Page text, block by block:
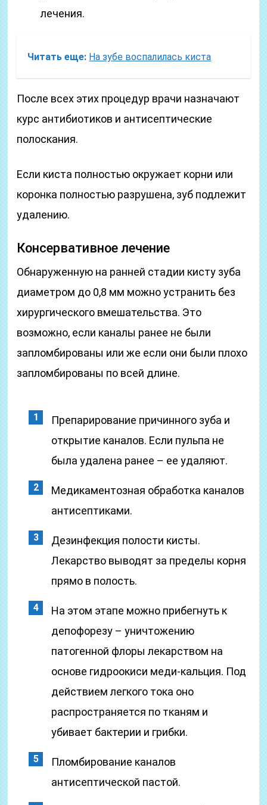
лечения.
Читать еще: На зубе воспалилась киста
После всех этих процедур врачи назначают
курс антибиотиков и антисептические
полоскания.
Если киста полностью окружает корни или
коронка полностью разрушена, зуб подлежит
удалению.
Консервативное лечение
Обнаруженную на ранней стадии кисту зуба
диаметром до 0,8 мм можно устранить без
хирургического вмешательства. Это
возможно, если каналы ранее не были
запломбированы или же если они были плохо
запломбированы по всей длине.
Препарирование причинного зуба и
открытие каналов. Если пульпа не
была удалена ранее – ее удаляют.
Медикаментозная обработка каналов
антисептиками.
Дезинфекция полости кисты.
Лекарство выводят за пределы корня
прямо в полость.
На этом этапе можно прибегнуть к
депофорезу – уничтожению
патогенной флоры лекарством на
основе гидроокиси меди-кальция. Под
действием легкого тока оно
распространяется по тканям и
убивает бактерии и грибки.
Пломбирование каналов
антисептической пастой.